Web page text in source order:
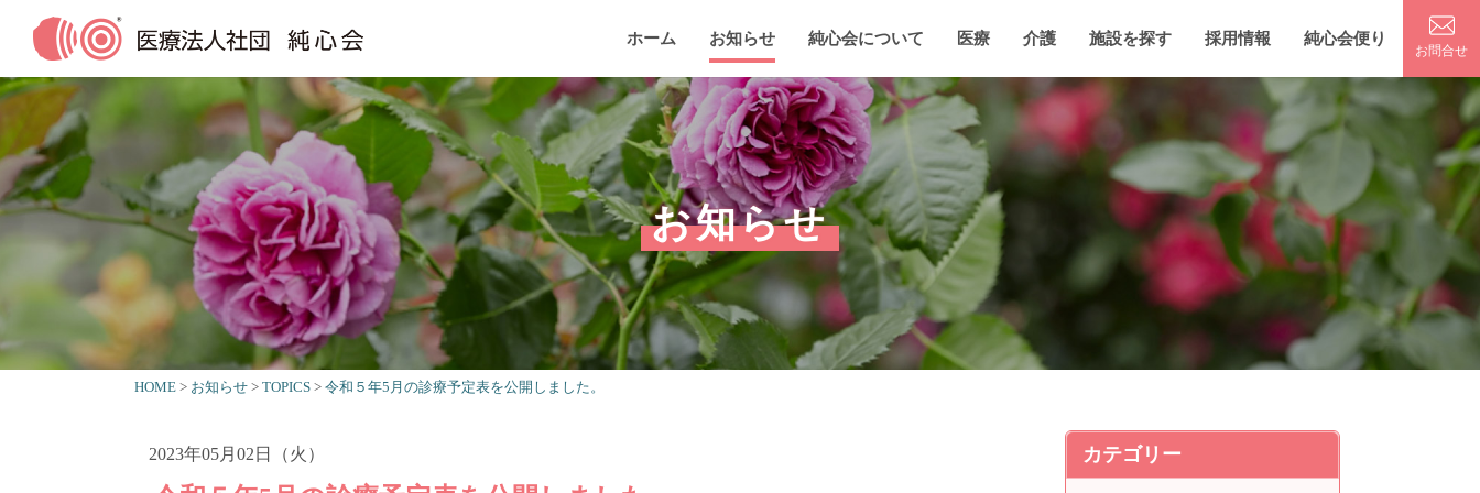
ホーム お知らせ 純心会について 医療 介護 施設を探す 採用情報 純心会便り
お問合せ
お知らせ
HOME お知らせ TOPICS 令和５年5月の診療予定表を公開しました。
2023年05月02日（火） カテゴリー